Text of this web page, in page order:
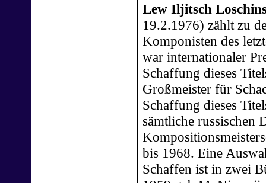
Lew Iljitsch
19.2.1976) zählt zu
Komponisten des
war internationaler
Schaffung dieses
Großmeister für
Schaffung dieses
sämtliche russischen
bis 1968. Eine
Schaffen ist in zwei